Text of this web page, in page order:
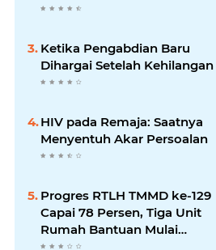
Ketika Pengabdian Baru
Dihargai Setelah Kehilangan
HIV pada Remaja: Saatnya
Menyentuh Akar Persoalan
Progres RTLH TMMD ke-129
Capai 78 Persen, Tiga Unit
Rumah Bantuan Mulai
Rampung